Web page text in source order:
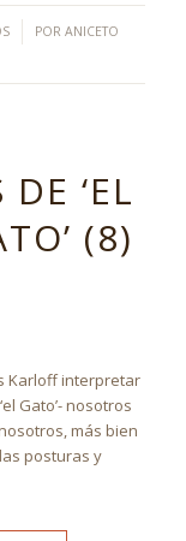
POR ANICETO
‘EL
(8)
Karloff interpretar
Gato’- nosotros
más bien
posturas y